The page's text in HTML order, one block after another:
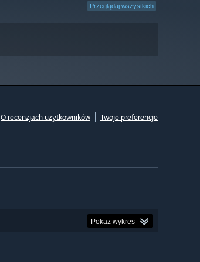
Przeglądaj wszystkich
O recenzjach użytkowników Twoje preferencje
Pokaż wykres